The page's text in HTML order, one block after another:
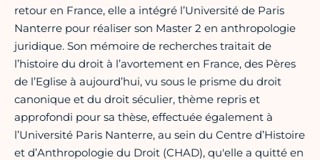
retour en France, elle a intégré l’Université de Paris
Nanterre pour réaliser son Master 2 en anthropologie
juridique. Son mémoire de recherches traitait de
l’histoire du droit à l’avortement en France, des Pères
de l’Eglise à aujourd’hui, vu sous le prisme du droit
canonique et du droit séculier, thème repris et
approfondi pour sa thèse, effectuée également à
l’Université Paris Nanterre, au sein du Centre d’Histoire
et d’Anthropologie du Droit (CHAD), qu'elle a quitté en